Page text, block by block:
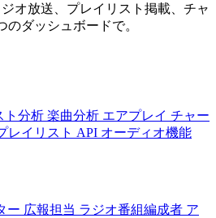
オ放送、プレイリスト掲載、チャ
ダッシュボードで。
ト分析 楽曲分析 エアプレイ チャー
レイリスト API オーディオ機能
ー 広報担当 ラジオ番組編成者 ア